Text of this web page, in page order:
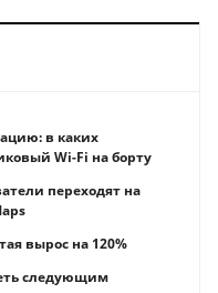
в каких
Wi-Fi на борту
переходят на
вырос на 120%
следующим